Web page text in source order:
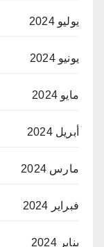
يوليو 2024
يونيو 2024
مايو 2024
أبريل 2024
مارس 2024
فبراير 2024
يناير 2024